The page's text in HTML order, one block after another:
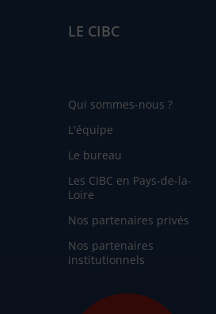
LE CIBC
Qui sommes-nous ?
L'équipe
Le bureau
Les CIBC en Pays-de-la-
Loire
Nos partenaires privés
Nos partenaires
institutionnels